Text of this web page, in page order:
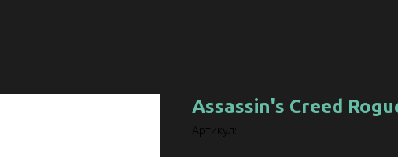
Assassin's Creed
Артикул: